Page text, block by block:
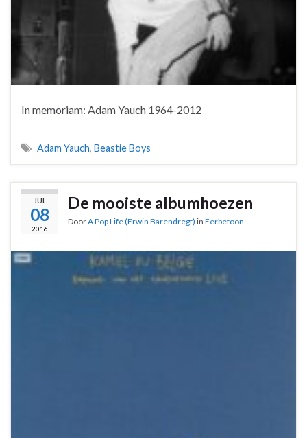
In memoriam: Adam Yauch 1964-2012
Adam Yauch, Beastie Boys
JUL
08
2016
De mooiste albumhoezen
DoorA Pop Life (Erwin Barendregt) in Eerbetoon